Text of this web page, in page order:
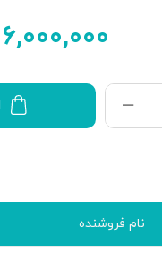
۶,۰۰۰,۰۰۰
نام فروشنده